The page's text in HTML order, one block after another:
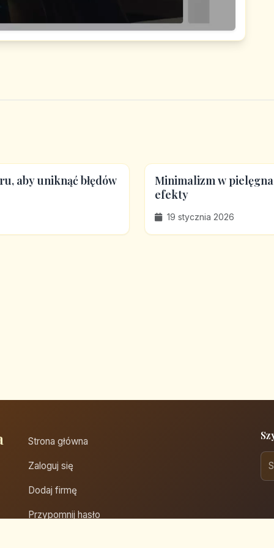
aby uniknąć błędów
Minimalizm w
efekty
19 stycznia 2026
Strona główna
Zaloguj się
Dodaj firmę
Przypomnij hasło